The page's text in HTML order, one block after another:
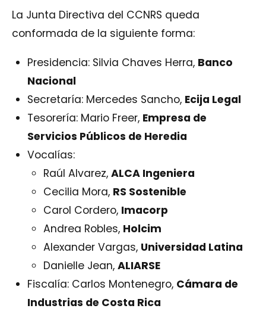
La Junta Directiva del CCNRS queda
conformada de la siguiente forma:
Presidencia: Silvia Chaves Herra, Banco
Nacional
Secretaría: Mercedes Sancho, Ecija Legal
Tesorería: Mario Freer, Empresa de
Servicios Públicos de Heredia
Vocalías:
Raúl Alvarez, ALCA Ingeniera
Cecilia Mora, RS Sostenible
Carol Cordero, Imacorp
Andrea Robles, Holcim
Alexander Vargas, Universidad Latina
Danielle Jean, ALIARSE
Fiscalía: Carlos Montenegro, Cámara de
Industrias de Costa Rica